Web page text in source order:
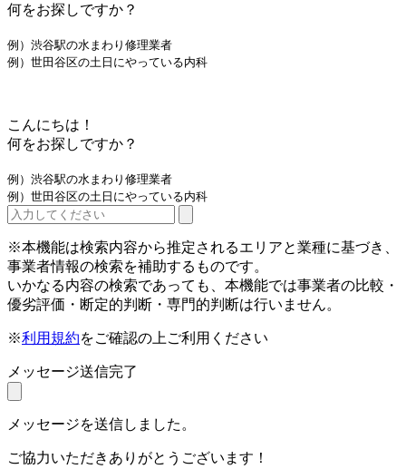
何をお探しですか？
例）渋谷駅の水まわり修理業者
例）世田谷区の土日にやっている内科
こんにちは！
何をお探しですか？
例）渋谷駅の水まわり修理業者
例）世田谷区の土日にやっている内科
※本機能は検索内容から推定されるエリアと業種に基づき、
事業者情報の検索を補助するものです。
いかなる内容の検索であっても、本機能では事業者の比較・
優劣評価・断定的判断・専門的判断は行いません。
※利用規約をご確認の上ご利用ください
メッセージ送信完了
メッセージを送信しました。
ご協力いただきありがとうございます！